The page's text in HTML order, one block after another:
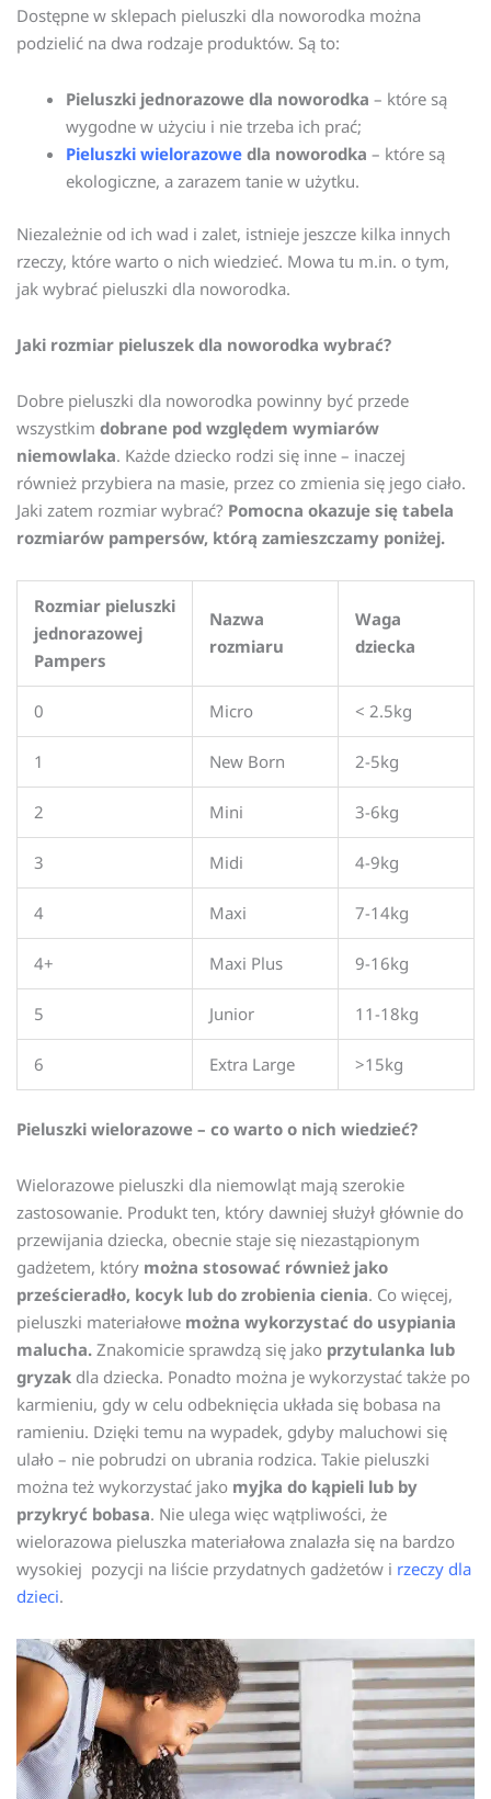
Dostępne w sklepach pieluszki dla noworodka można
podzielić na dwa rodzaje produktów. Są to:
Pieluszki jednorazowe dla noworodka – które są
wygodne w użyciu i nie trzeba ich prać;
Pieluszki wielorazowe dla noworodka – które są
ekologiczne, a zarazem tanie w użytku.
Niezależnie od ich wad i zalet, istnieje jeszcze kilka innych
rzeczy, które warto o nich wiedzieć. Mowa tu m.in. o tym,
jak wybrać pieluszki dla noworodka.
Jaki rozmiar pieluszek dla noworodka wybrać?
Dobre pieluszki dla noworodka powinny być przede
wszystkim dobrane pod względem wymiarów
niemowlaka. Każde dziecko rodzi się inne – inaczej
również przybiera na masie, przez co zmienia się jego ciało.
Jaki zatem rozmiar wybrać? Pomocna okazuje się tabela
rozmiarów pampersów, którą zamieszczamy poniżej.
Rozmiar pieluszki
jednorazowej
Pampers
Nazwa
rozmiaru
Waga
dziecka
0 Micro < 2.5kg
1 New Born 2-5kg
2 Mini 3-6kg
3 Midi 4-9kg
4 Maxi 7-14kg
4+ Maxi Plus 9-16kg
5 Junior 11-18kg
6 Extra Large >15kg
Pieluszki wielorazowe – co warto o nich wiedzieć?
Wielorazowe pieluszki dla niemowląt mają szerokie
zastosowanie. Produkt ten, który dawniej służył głównie do
przewijania dziecka, obecnie staje się niezastąpionym
gadżetem, który można stosować również jako
prześcieradło, kocyk lub do zrobienia cienia. Co więcej,
pieluszki materiałowe można wykorzystać do usypiania
malucha. Znakomicie sprawdzą się jako przytulanka lub
gryzak dla dziecka. Ponadto można je wykorzystać także po
karmieniu, gdy w celu odbeknięcia układa się bobasa na
ramieniu. Dzięki temu na wypadek, gdyby maluchowi się
ulało – nie pobrudzi on ubrania rodzica. Takie pieluszki
można też wykorzystać jako myjka do kąpieli lub by
przykryć bobasa. Nie ulega więc wątpliwości, że
wielorazowa pieluszka materiałowa znalazła się na bardzo
wysokiej pozycji na liście przydatnych gadżetów i rzeczy dla
dzieci.